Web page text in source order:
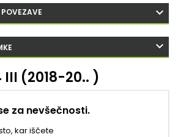
III (2018-20.. )
za nevšečnosti.
kar iščete